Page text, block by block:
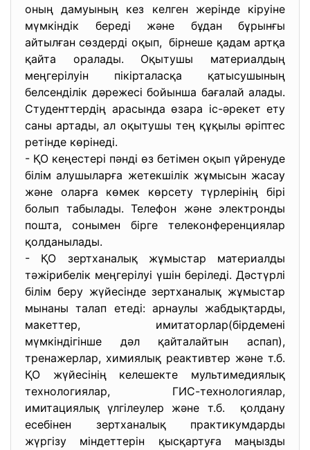
оның дамуының кез келген жерінде кіруіне
мүмкіндік береді және бұдан бұрынғы
айтылған сөздерді оқып, бірнеше қадам артқа
қайта оралады. Оқытушы материалдың
меңгерілуін пікірталасқа қатысушының
белсенділік дәрежесі бойынша бағалай алады.
Студенттердің арасында өзара іс-әрекет ету
саны артады, ал оқытушы тең құқылы әріптес
ретінде көрінеді.
- ҚО кеңестері пәнді өз бетімен оқып үйренуде
білім алушыларға жетекшілік жұмысын жасау
және оларға көмек көрсету түрлерінің бірі
болып табылады. Телефон және электронды
пошта, сонымен бірге телеконференциялар
қолданылады.
- ҚО зертханалық жұмыстар материалды
тәжірибелік меңгерілуі үшін беріледі. Дәстүрлі
білім беру жүйесінде зертханалық жұмыстар
мынаны талап етеді: арнаулы жабдықтарды,
макеттер, имитаторлар(бірдемені
мүмкіндігінше дәл қайталайтын аспап),
тренажерлар, химиялық реактивтер және т.б.
ҚО жүйесінің келешекте мультимедиялық
технологиялар, ГИС-технологиялар,
имитациялық үлгілеулер және т.б. қолдану
есебінен зертханалық практикумдарды
жүргізу міндеттерін қысқартуға маңызды